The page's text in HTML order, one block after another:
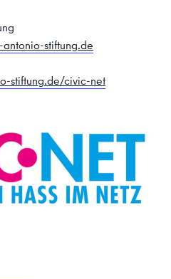
stiftung.de
stiftung.de/civic-net